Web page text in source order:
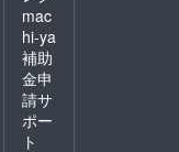
mac
hi-ya
補助
金申
請サ
ポー
ト